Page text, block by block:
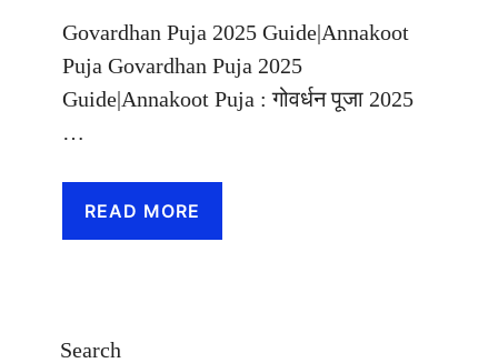
Govardhan Puja 2025 Guide|Annakoot
Puja Govardhan Puja 2025
Guide|Annakoot Puja : गोवर्धन पूजा 2025
…
READ MORE
Search